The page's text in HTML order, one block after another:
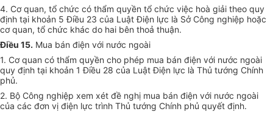
4. Cơ quan, tổ chức có thẩm quyền tổ chức việc hoà giải theo quy
định tại khoản 5 Điều 23 của Luật Điện lực là Sở Công nghiệp hoặc
cơ quan, tổ chức khác do hai bên thoả thuận.
Điều 15. Mua bán điện với nước ngoài
1. Cơ quan có thẩm quyền cho phép mua bán điện với nước ngoài
quy định tại khoản 1 Điều 28 của Luật Điện lực là Thủ tướng Chính
phủ.
2. Bộ Công nghiệp xem xét đề nghị mua bán điện với nước ngoài
của các đơn vị điện lực trình Thủ tướng Chính phủ quyết định.